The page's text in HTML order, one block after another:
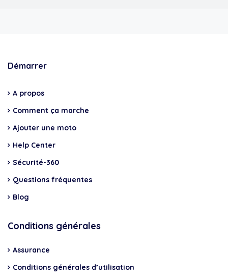
Démarrer
A propos
Comment ça marche
Ajouter une moto
Help Center
Sécurité-360
Questions fréquentes
Blog
Conditions générales
Assurance
Conditions générales d’utilisation